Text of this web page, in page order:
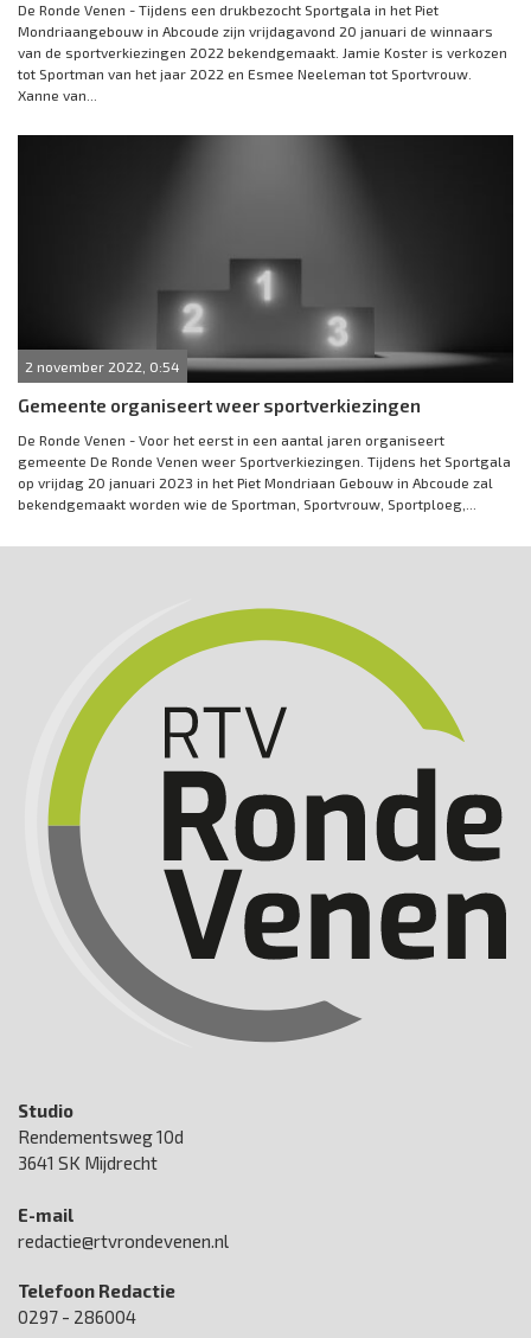
De Ronde Venen - Tijdens een drukbezocht Sportgala in het Piet
Mondriaangebouw in Abcoude zijn vrijdagavond 20 januari de winnaars
van de sportverkiezingen 2022 bekendgemaakt. Jamie Koster is verkozen
tot Sportman van het jaar 2022 en Esmee Neeleman tot Sportvrouw.
Xanne van...
2 november 2022, 0:54
Gemeente organiseert weer sportverkiezingen
De Ronde Venen - Voor het eerst in een aantal jaren organiseert
gemeente De Ronde Venen weer Sportverkiezingen. Tijdens het Sportgala
op vrijdag 20 januari 2023 in het Piet Mondriaan Gebouw in Abcoude zal
bekendgemaakt worden wie de Sportman, Sportvrouw, Sportploeg,...
Studio
Rendementsweg 10d
3641 SK Mijdrecht
E-mail
redactie@rtvrondevenen.nl
Telefoon Redactie
0297 - 286004